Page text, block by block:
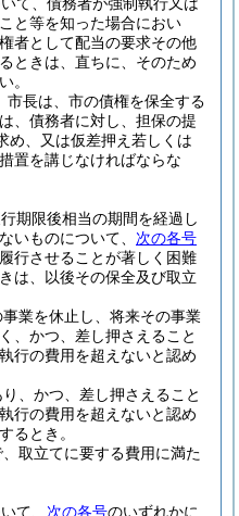
と等を知った場合におい
者として配当の要求その他
ときは、直ちに、そのため
。
市長は、市の債権を保全する
、債務者に対し、担保の提
め、又は仮差押え若しくは
置を講じなければならな
期限後相当の期間を経過し
いものについて、 次の各号
行させることが著しく困難
は、以後その保全及び取立
業を休止し、将来その事業
、かつ、差し押さえること
行の費用を超えないと認め
、かつ、差し押さえること
行の費用を超えないと認め
るとき。
取立てに要する費用に満た
て、 次の各号のいずれかに